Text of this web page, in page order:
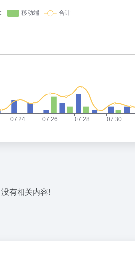
没有相关内容!